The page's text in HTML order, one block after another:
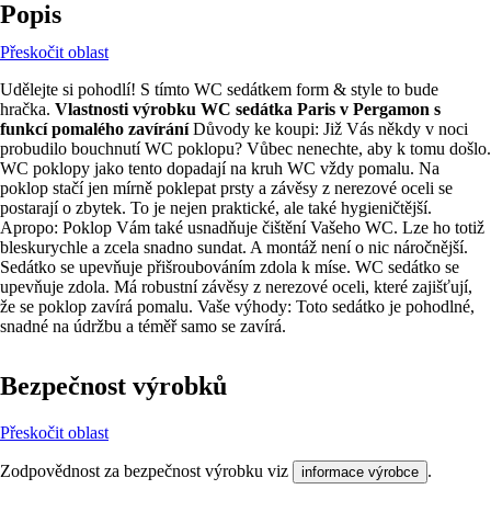
Popis
Přeskočit oblast
Udělejte si pohodlí! S tímto WC sedátkem form & style to bude
hračka. Vlastnosti výrobku WC sedátka Paris v Pergamon s
funkcí pomalého zavíráníDůvody ke koupi: Již Vás někdy v noci
probudilo bouchnutí WC poklopu? Vůbec nenechte, aby k tomu došlo.
WC poklopy jako tento dopadají na kruh WC vždy pomalu. Na
poklop stačí jen mírně poklepat prsty a závěsy z nerezové oceli se
postarají o zbytek. To je nejen praktické, ale také hygieničtější.
Apropo: Poklop Vám také usnadňuje čištění Vašeho WC. Lze ho totiž
bleskurychle a zcela snadno sundat. A montáž není o nic náročnější.
Sedátko se upevňuje přišroubováním zdola k míse. WC sedátko se
upevňuje zdola. Má robustní závěsy z nerezové oceli, které zajišťují,
že se poklop zavírá pomalu. Vaše výhody: Toto sedátko je pohodlné,
snadné na údržbu a téměř samo se zavírá.
Bezpečnost výrobků
Přeskočit oblast
Zodpovědnost za bezpečnost výrobku viz informace výrobce .